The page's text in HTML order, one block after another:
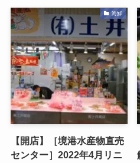
海鮮
【開店】［境港水産物直売
センター］2022年4月リニ